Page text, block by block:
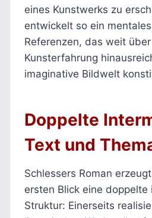
eines Kunstwerks zu
entwickelt so ein
Referenzen, das weit
Kunsterfahrung
imaginative Bildwelt
Doppelte
Text und
Schlessers Roman
ersten Blick eine doppelte
Struktur: Einerseits